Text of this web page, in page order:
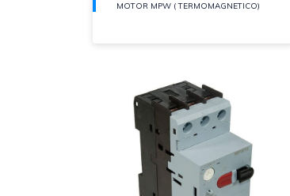
MOTOR MPW ( TERMOMAGNETICO)